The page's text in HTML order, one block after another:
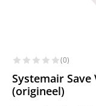
(0)
Systemair Save
(origineel)